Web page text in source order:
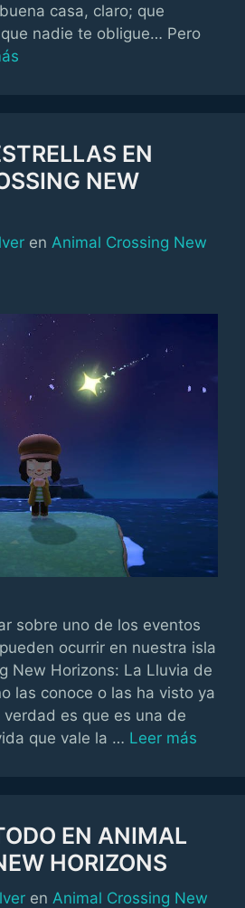
casa, claro; que
nadie te obligue… Pero
EN
NEW
en Categorías
Animal Crossing New
sobre uno de los eventos
ocurrir en nuestra isla
New Horizons: La Lluvia de
las conoce o las ha visto ya
es que es una de
que vale la … Leer más
EN ANIMAL
HORIZONS
en Categorías
Animal Crossing New